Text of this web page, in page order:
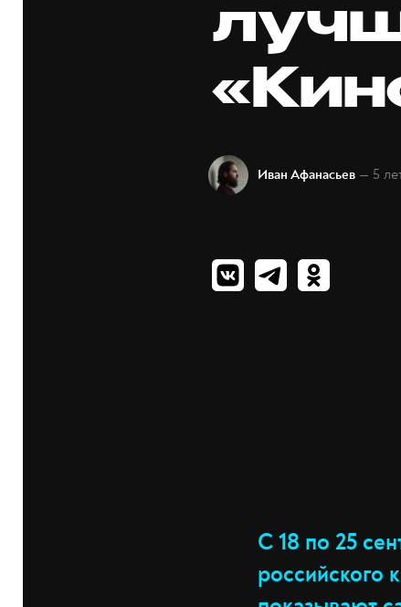
Иван Афанасьев — 5
С 18 по 25
российского